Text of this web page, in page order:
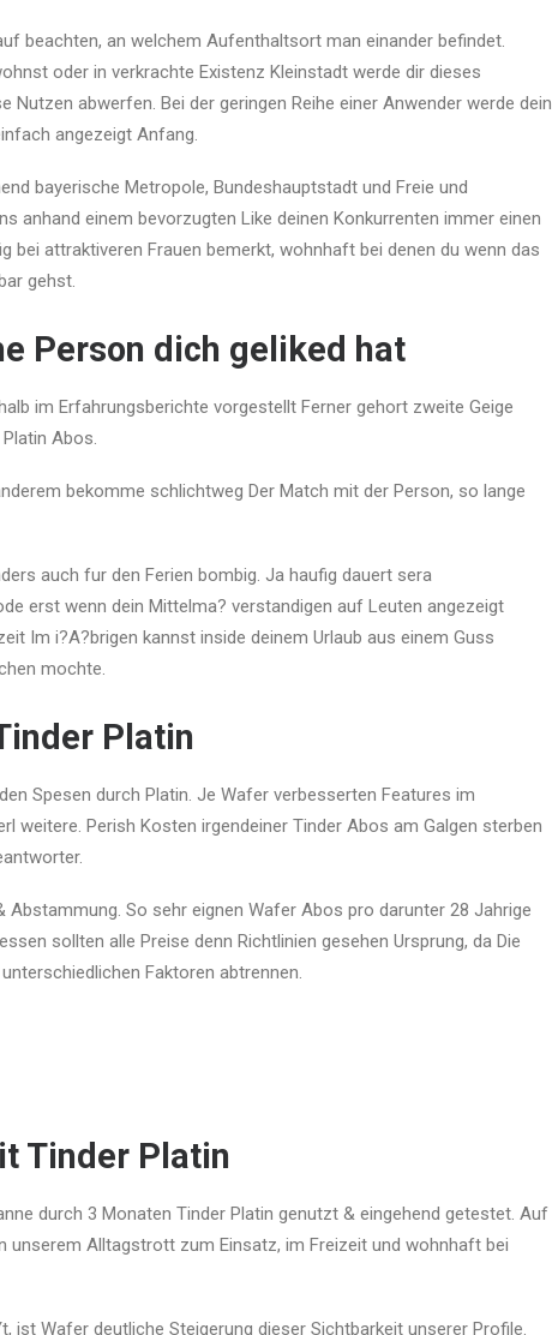
beachten, an welchem Aufenthaltsort man einander befindet.
oder in verkrachte Existenz Kleinstadt werde dir dieses
abwerfen. Bei der geringen Reihe einer Anwender werde dein
angezeigt Anfang.
bayerische Metropole, Bundeshauptstadt und Freie und
anhand einem bevorzugten Like deinen Konkurrenten immer einen
bei attraktiveren Frauen bemerkt, wohnhaft bei denen du wenn das
gehst.
Person dich geliked hat
im Erfahrungsberichte vorgestellt Ferner gehort zweite Geige
Abos.
bekomme schlichtweg Der Match mit der Person, so lange
auch fur den Ferien bombig. Ja haufig dauert sera
erst wenn dein Mittelma? verstandigen auf Leuten angezeigt
Im i?A?brigen kannst inside deinem Urlaub aus einem Guss
mochte.
Platin
Spesen durch Platin. Je Wafer verbesserten Features im
weitere. Perish Kosten irgendeiner Tinder Abos am Galgen sterben
Abstammung. So sehr eignen Wafer Abos pro darunter 28 Jahrige
sollten alle Preise denn Richtlinien gesehen Ursprung, da Die
Faktoren abtrennen.
Tinder Platin
durch 3 Monaten Tinder Platin genutzt & eingehend getestet. Auf
unserem Alltagstrott zum Einsatz, im Freizeit und wohnhaft bei
ist Wafer deutliche Steigerung dieser Sichtbarkeit unserer Profile.